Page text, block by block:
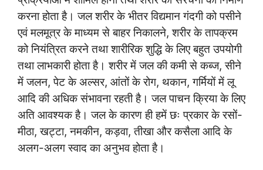
करना होता है। जल शरीर के भीतर विद्यमान गंदगी को पसीने
एवं मलमूत्र के माध्यम से बाहर निकालने, शरीर के तापक्रम
को नियंत्रित करने तथा शारीरिक शुद्धि के लिए बहुत उपयोगी
तथा लाभकारी होता है। शरीर में जल की कमी से कब्ज, सीने
में जलन, पेट के अल्सर, आंतों के रोग, थकान, गर्मियों में लू
आदि की अधिक संभावना रहती है। जल पाचन क्रिया के लिए
अति आवश्यक है। जल के कारण ही हमें छः प्रकार के रसों-
मीठा, खट्टा, नमकीन, कड़वा, तीखा और कसैला आदि के
अलग-अलग स्वाद का अनुभव होता है।